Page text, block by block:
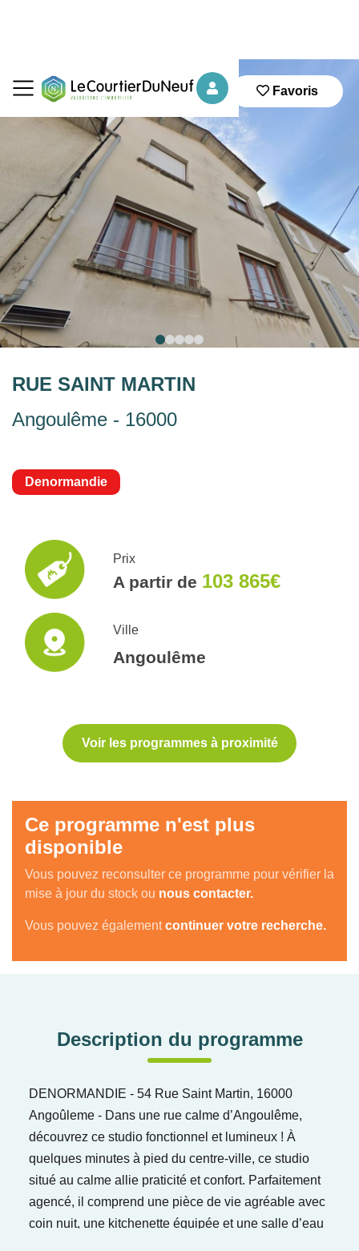
Favoris
RUE SAINT MARTIN
Angoulême - 16000
Denormandie
Prix
A partir de 103 865€
Ville
Angoulême
Voir les programmes à proximité
Ce programme n'est plus
disponible
Vous pouvez reconsulter ce programme pour vérifier la
mise à jour du stock ou nous contacter.
Vous pouvez égalementcontinuer votre recherche.
Description du programme
DENORMANDIE - 54 Rue Saint Martin, 16000
Angoûleme - Dans une rue calme d’Angoulême,
découvrez ce studio fonctionnel et lumineux ! À
quelques minutes à pied du centre-ville, ce studio
situé au calme allie praticité et confort. Parfaitement
agencé, il comprend une pièce de vie agréable avec
coin nuit, une kitchenette équipée et une salle d’eau